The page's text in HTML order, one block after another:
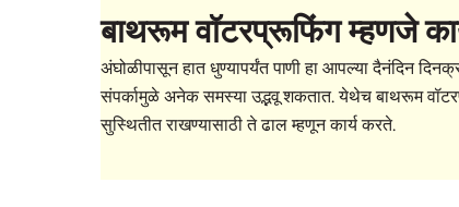
बाय
क्वीक
होम
बाथरूम वॉटरप्रूफिंग म्हणजे
अंघोळीपासून हात धुण्यापर्यंत पाणी हा आपल्या दैनंदिन
संपर्कामुळे अनेक समस्या उद्भवू शकतात. येथेच बाथरूम
सुस्थितीत राखण्यासाठी ते ढाल म्हणून कार्य करते.